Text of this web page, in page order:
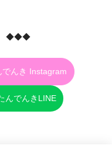
◆◆◆
でんき Instagram
んでんきLINE